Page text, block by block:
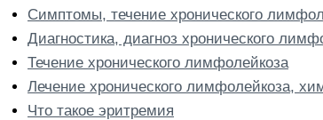
Симптомы, течение хронического
Диагностика, диагноз хронического
Течение хронического лимфолейкоза
Лечение хронического лимфолейкоза,
Что такое эритремия